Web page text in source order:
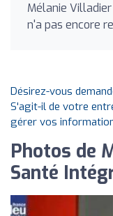
Mélanie
n'a pas encore
Désirez-vous
S'agit-il de votre
gérer vos
Photos de
Santé